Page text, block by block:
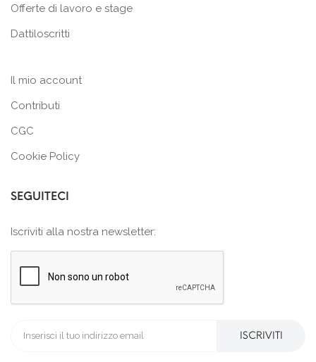
Offerte di lavoro e stage
Dattiloscritti
Il mio account
Contributi
CGC
Cookie Policy
SEGUITECI
Iscriviti alla nostra newsletter:
ISCRIVITI